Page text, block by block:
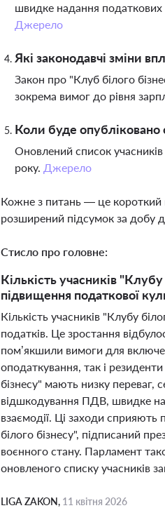
швидке надання податкових
Джерело
Які законодавчі зміни
Закон про "Клуб білого
зокрема вимог до рівня
Коли буде опубліковано
Оновлений список
року. Джерело
Кожне з питань — це короткий
розширений підсумок за добу
Стисло про головне:
Кількість учасників
підвищення податкової
Кількість учасників "Клубу
податків. Це зростання
пом’якшили вимоги для
оподаткування, так і
бізнесу" мають низку переваг,
відшкодування ПДВ, швидке
взаємодії. Ці заходи сприяють
білого бізнесу", підписаний
воєнного стану. Парламент
оновленого списку учасників
LIGA ZAKON, 11 квітня 2026